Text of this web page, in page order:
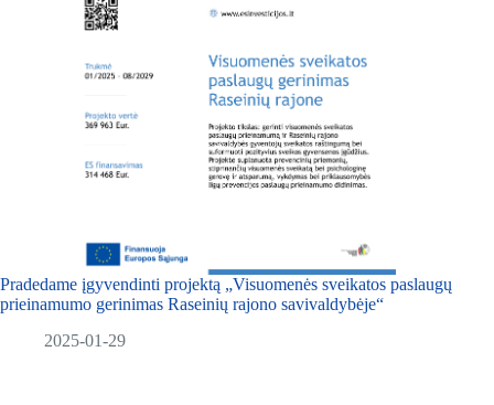
Pradedame įgyvendinti projektą „Visuomenės sveikatos paslaugų
prieinamumo gerinimas Raseinių rajono savivaldybėje“
2025-01-29